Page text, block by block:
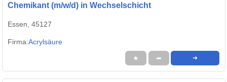
Chemikant (m/w/d) in Wechselschicht
Essen, 45127
Firma:Acrylsäure
★ ➦ ➜